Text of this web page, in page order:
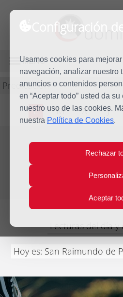
Configuración
Usamos cookies para
navegación, analizar nuestro
anuncios o contenidos
en “Aceptar todo” usted da
nuestro uso de las cookies.
nuestra Política de Cookies.
Rechazar
Aceptar
MENÚ
Predicación
L M X J
Lecturas del día
Hoy es: San Raimundo de